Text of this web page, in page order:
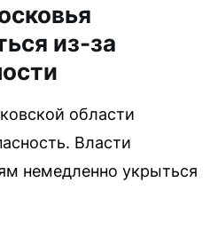
из-за
области
Власти
немедленно укрыться